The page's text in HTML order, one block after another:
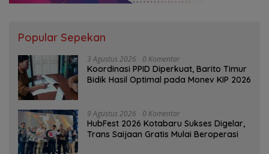
Popular Sepekan
3 Agustus 2026 0 Komentar
Koordinasi PPID Diperkuat, Barito Timur
Bidik Hasil Optimal pada Monev KIP 2026
9 Agustus 2026 0 Komentar
HubFest 2026 Kotabaru Sukses Digelar,
Trans Saijaan Gratis Mulai Beroperasi